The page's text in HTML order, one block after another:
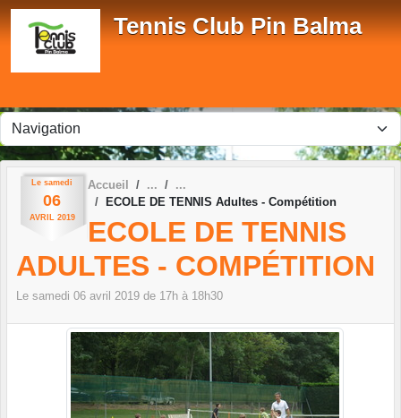
Tennis Club Pin Balma
Le samedi
06
AVRIL 2019
Accueil
ECOLE DE TENNIS Adultes - Compétition
ECOLE DE TENNIS
ADULTES - COMPÉTITION
Le samedi 06 avril 2019 de 17h à 18h30
Panneau de gestion des cookies